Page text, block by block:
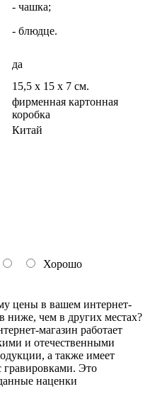
- чашка;
- блюдце.
да
15,5 х 15 х 7 см.
фирменная картонная
коробка
Китай
Хорошо
цены в вашем интернет-
ниже, чем в других местах?
магазин работает
и отечественными
а также имеет
гравировками. Это
наценки